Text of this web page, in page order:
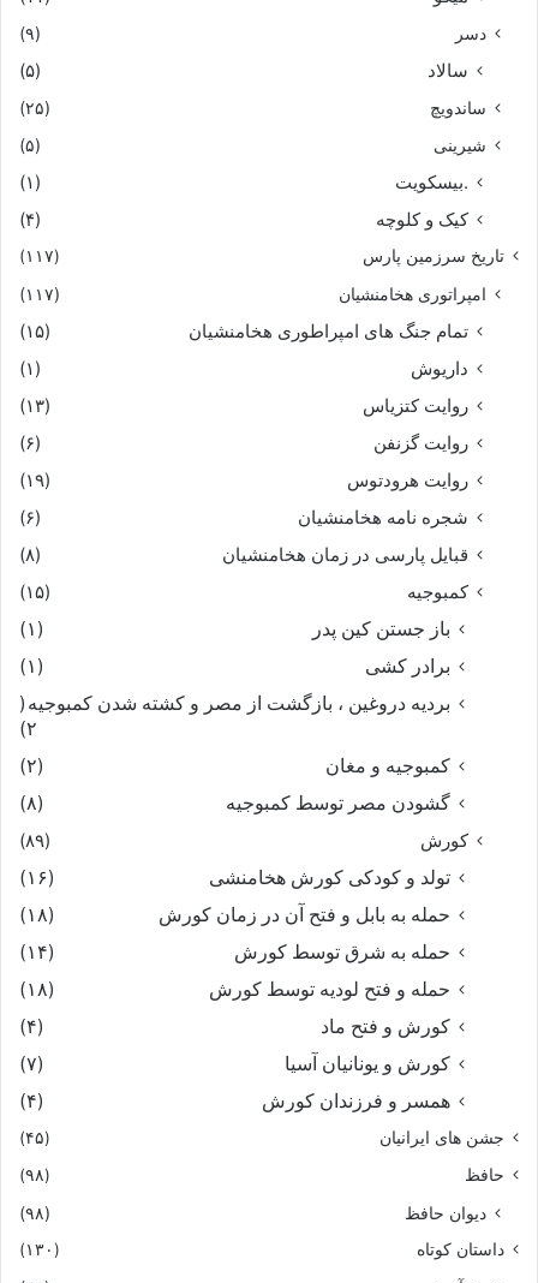
دسر (۹)
سالاد (۵)
ساندویچ
(۲۵)
شیرینی
(۵)
.بیسکویت
(۱)
کیک و کلوچه
(۴)
تاریخ سرزمین پارس (۱۱۷)
امپراتوری هخامنشیان (۱۱۷)
تمام جنگ های امپراطوری هخامنشیان
(۱۵)
داریوش
(۱)
روایت کتزیاس
(۱۳)
روایت گزنفن
(۶)
روایت هرودتوس
(۱۹)
شجره نامه هخامنشیان
(۶)
قبایل پارسی در زمان هخامنشیان
(۸)
کمبوجیه
(۱۵)
باز جستن کین پدر
(۱)
برادر کشی
(۱)
بردیه دروغین ، بازگشت از مصر و کشته شدن کمبوجیه (
۲)
کمبوجیه و مغان
(۲)
گشودن مصر توسط کمبوجیه
(۸)
کورش
(۸۹)
تولد و کودکی کورش هخامنشی
(۱۶)
حمله به بابل و فتح آن در زمان کورش
(۱۸)
حمله به شرق توسط کورش
(۱۴)
حمله و فتح لودیه توسط کورش
(۱۸)
کورش و فتح ماد
(۴)
کورش و یونانیان آسیا
(۷)
همسر و فرزندان کورش
(۴)
جشن های ایرانیان
(۴۵)
حافظ
(۹۸)
دیوان حافظ (۹۸)
داستان کوتاه (۱۳۰)